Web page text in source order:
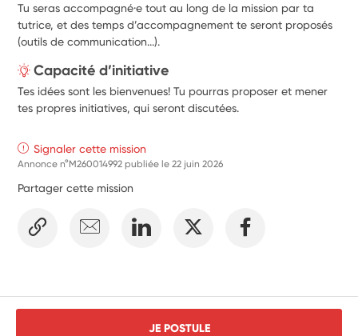
Tu seras accompagné·e tout au long de la mission par ta
tutrice, et des temps d’accompagnement te seront proposés
(outils de communication...).
Capacité d’initiative
Tes idées sont les bienvenues! Tu pourras proposer et mener
tes propres initiatives, qui seront discutées.
Signaler cette mission
Annonce n°M260014992 publiée le22 juin 2026
Partager cette mission
JE POSTULE